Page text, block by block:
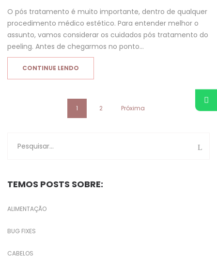
O pós tratamento é muito importante, dentro de qualquer
procedimento médico estético. Para entender melhor o
assunto, vamos considerar os cuidados pós tratamento do
peeling. Antes de chegarmos no ponto…
CONTINUE LENDO
1 2 Próxima
TEMOS POSTS SOBRE:
ALIMENTAÇÃO
BUG FIXES
CABELOS